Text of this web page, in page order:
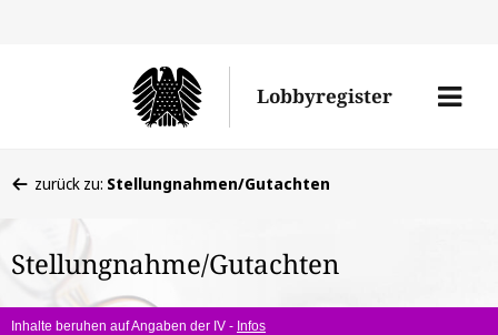
Lobbyregister
Menü
befinden
hier:
zurück zu: Stellungnahmen/Gutachten
Stellungnahme/Gutachten
Inhalte beruhen auf Angaben der IV - Infos